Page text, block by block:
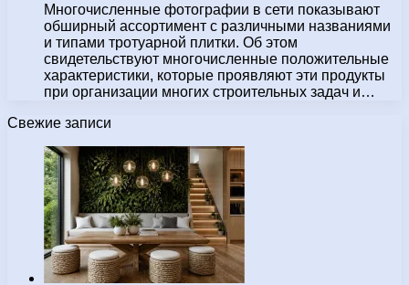
Многочисленные фотографии в сети показывают
обширный ассортимент с различными названиями
и типами тротуарной плитки. Об этом
свидетельствуют многочисленные положительные
характеристики, которые проявляют эти продукты
при организации многих строительных задач и…
Свежие записи